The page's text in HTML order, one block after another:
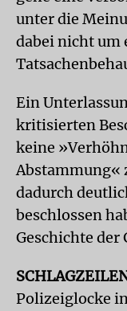
unter die
dabei nicht um
Ein
kritisierten
keine
Abstammung«
dadurch
beschlossen
Geschichte der
Polizeiglocke